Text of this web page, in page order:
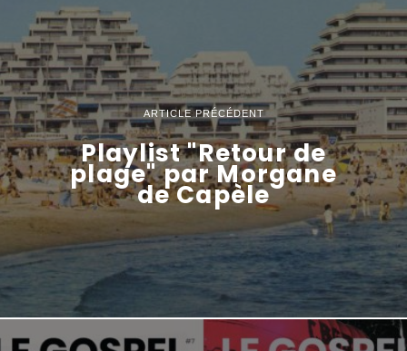
ARTICLE PRÉCÉDENT
Playlist "Retour de
plage" par Morgane
de Capèle